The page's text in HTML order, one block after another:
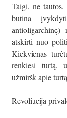
Taigi, ne tautos.
būtina
antioligarchinę)
atskirti nuo
Kiekvienas
renkiesi turtą,
užmiršk apie
Revoliucija